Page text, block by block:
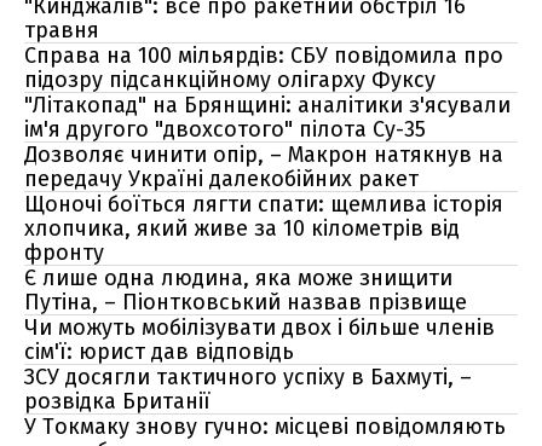
"Кинджалів": все про ракетний обстріл 16
травня
Справа на 100 мільярдів: СБУ повідомила про
підозру підсанкційному олігарху Фуксу
"Літакопад" на Брянщині: аналітики з'ясували
ім'я другого "двохсотого" пілота Су-35
Дозволяє чинити опір, – Макрон натякнув на
передачу Україні далекобійних ракет
Щоночі боїться лягти спати: щемлива історія
хлопчика, який живе за 10 кілометрів від
фронту
Є лише одна людина, яка може знищити
Путіна, – Піонтковський назвав прізвище
Чи можуть мобілізувати двох і більше членів
сім'ї: юрист дав відповідь
ЗСУ досягли тактичного успіху в Бахмуті, –
розвідка Британії
У Токмаку знову гучно: місцеві повідомляють